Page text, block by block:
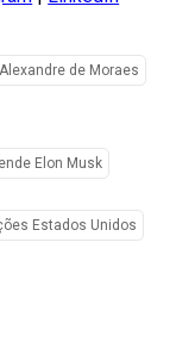
de Moraes
Elon Musk
Estados Unidos